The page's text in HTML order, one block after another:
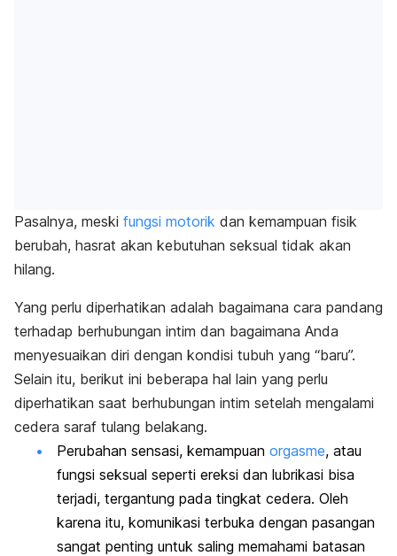
Pasalnya, meski fungsi motorik dan kemampuan fisik
berubah, hasrat akan kebutuhan seksual tidak akan
hilang.
Yang perlu diperhatikan adalah bagaimana cara pandang
terhadap berhubungan intim dan bagaimana Anda
menyesuaikan diri dengan kondisi tubuh yang “baru”.
Selain itu, berikut ini beberapa hal lain yang perlu
diperhatikan saat berhubungan intim setelah mengalami
cedera saraf tulang belakang.
Perubahan sensasi, kemampuan orgasme, atau
fungsi seksual seperti ereksi dan lubrikasi bisa
terjadi, tergantung pada tingkat cedera. Oleh
karena itu, komunikasi terbuka dengan pasangan
sangat penting untuk saling memahami batasan